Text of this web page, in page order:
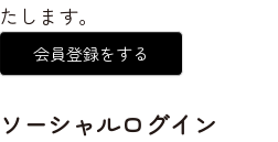
たします。
会員登録をする
ソーシャルログイン